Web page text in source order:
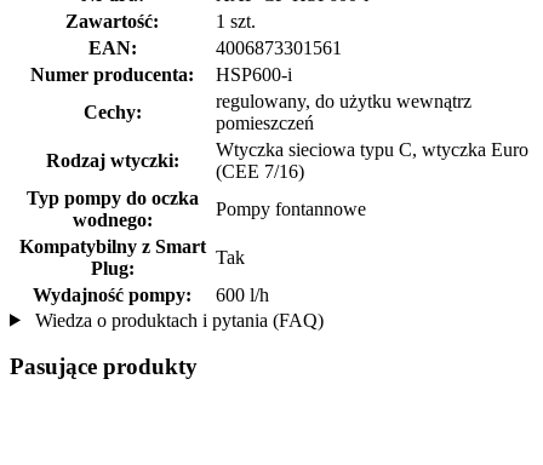
Zawartość:
1 szt.
EAN:
4006873301561
Numer producenta:
HSP600-i
Cechy:
regulowany, do użytku wewnątrz
pomieszczeń
Rodzaj wtyczki:
Wtyczka sieciowa typu C, wtyczka Euro
(CEE 7/16)
Typ pompy do oczka
wodnego:
Pompy fontannowe
Kompatybilny z Smart
Plug:
Tak
Wydajność pompy:
600 l/h
Wiedza o produktach i pytania (FAQ)
Pasujące produkty